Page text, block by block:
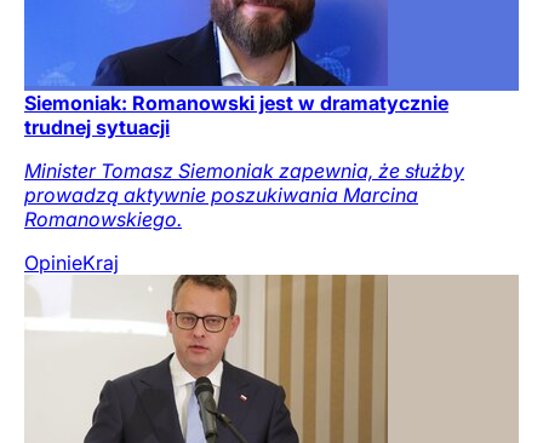
Siemoniak: Romanowski jest w dramatycznie
trudnej sytuacji
Minister Tomasz Siemoniak zapewnia, że służby
prowadzą aktywnie poszukiwania Marcina
Romanowskiego.
OpinieKraj